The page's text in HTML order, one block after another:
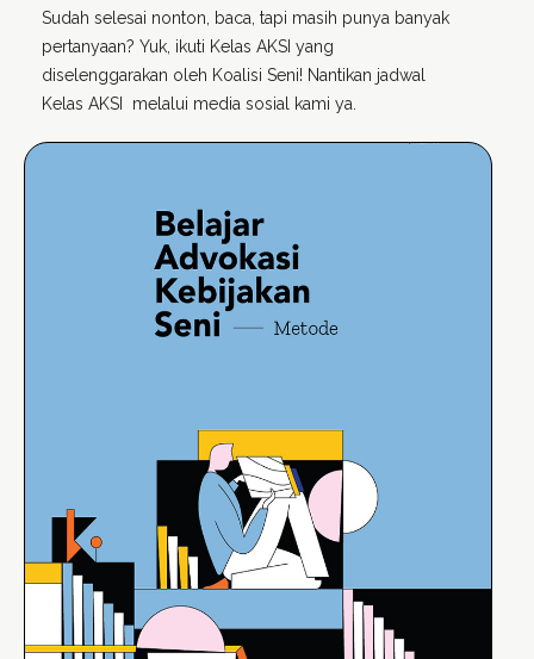
Sudah selesai nonton, baca, tapi masih punya banyak
pertanyaan? Yuk, ikuti Kelas AKSI yang
diselenggarakan oleh Koalisi Seni! Nantikan jadwal
Kelas AKSI melalui media sosial kami ya.